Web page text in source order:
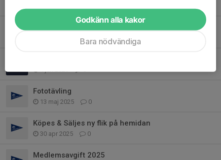
21
Fototävling
13 maj 2025 0
Köpes & Säljes ny flik på hemidan
30 apr 2025 0
Medlemsavgift 2025
Godkänn alla kakor
Bara nödvändiga